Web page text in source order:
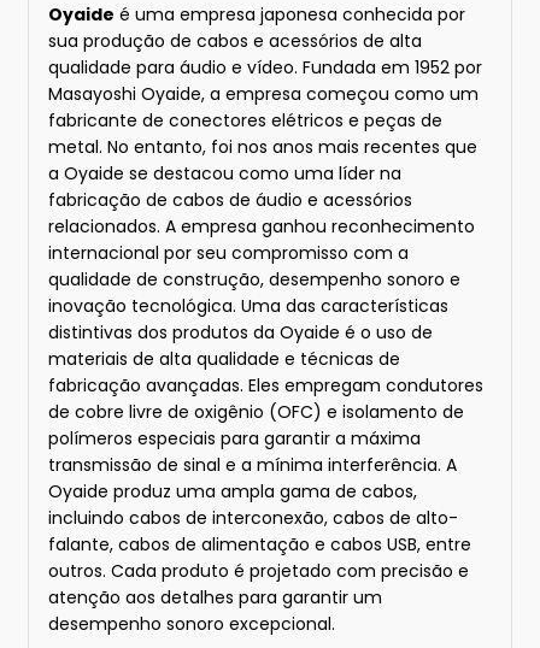
Oyaide é uma empresa japonesa conhecida por
sua produção de cabos e acessórios de alta
qualidade para áudio e vídeo. Fundada em 1952 por
Masayoshi Oyaide, a empresa começou como um
fabricante de conectores elétricos e peças de
metal. No entanto, foi nos anos mais recentes que
a Oyaide se destacou como uma líder na
fabricação de cabos de áudio e acessórios
relacionados. A empresa ganhou reconhecimento
internacional por seu compromisso com a
qualidade de construção, desempenho sonoro e
inovação tecnológica. Uma das características
distintivas dos produtos da Oyaide é o uso de
materiais de alta qualidade e técnicas de
fabricação avançadas. Eles empregam condutores
de cobre livre de oxigênio (OFC) e isolamento de
polímeros especiais para garantir a máxima
transmissão de sinal e a mínima interferência. A
Oyaide produz uma ampla gama de cabos,
incluindo cabos de interconexão, cabos de alto-
falante, cabos de alimentação e cabos USB, entre
outros. Cada produto é projetado com precisão e
atenção aos detalhes para garantir um
desempenho sonoro excepcional.